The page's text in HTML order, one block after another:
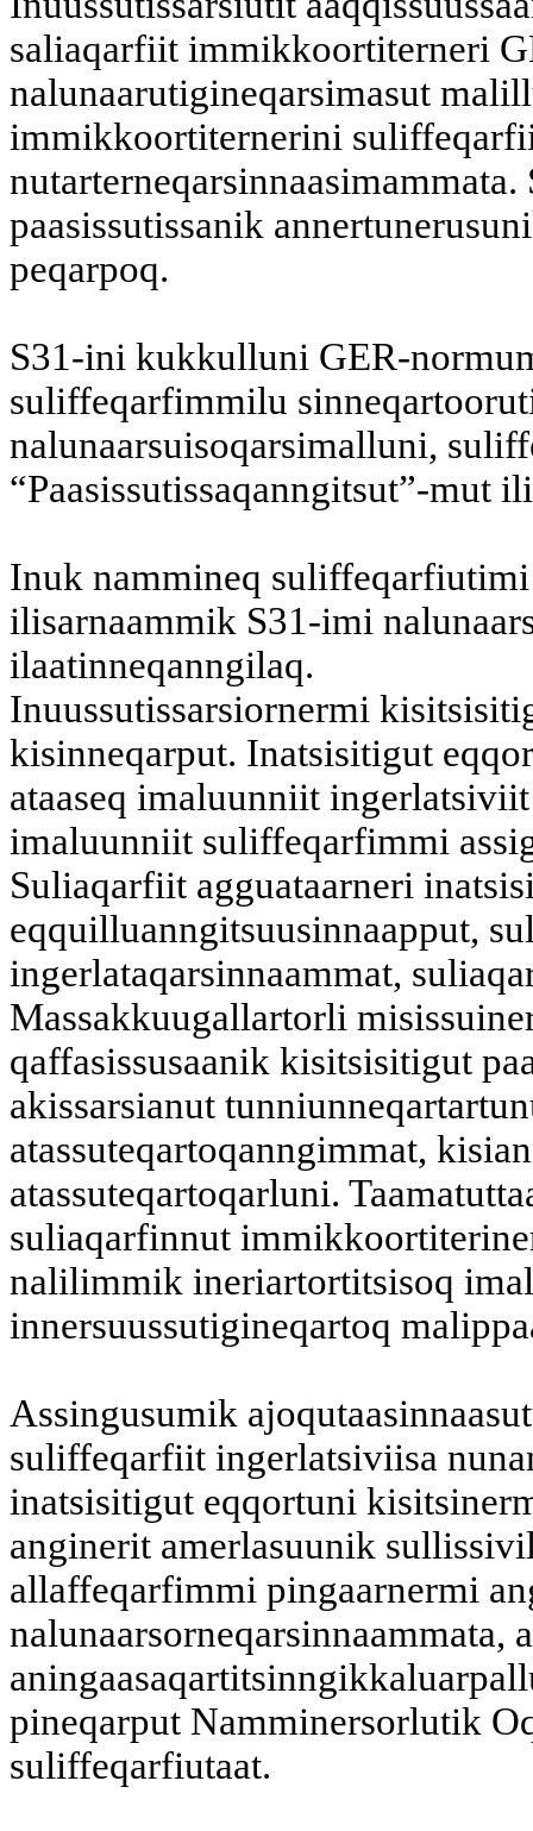
saliaqarfiit immikkoortiterneri
nalunaarutigineqarsimasut
immikkoortiternerini
paasissutissanik
peqarpoq.
S31-ini kukkulluni GER-
suliffeqarfimmilu
nalunaarsuisoqarsimalluni,
“Paasissutissaqanngitsut”-mut
Inuk nammineq
ilisarnaammik S31-imi
ilaatinneqanngilaq.
Inuussutissarsiornermi
kisinneqarput. Inatsisitigut
ataaseq imaluunniit
imaluunniit suliffeqarfimmi
Suliaqarfiit agguataarneri
eqquilluanngitsuusinnaapput,
ingerlataqarsinnaammat,
Massakkuugallartorli
qaffasissusaanik kisitsisitigut
akissarsianut
atassuteqartoqanngimmat,
atassuteqartoqarluni.
suliaqarfinnut
nalilimmik ineriartortitsisoq
innersuussutigineqartoq
Assingusumik
suliffeqarfiit ingerlatsiviisa
inatsisitigut eqqortuni
anginerit amerlasuunik
allaffeqarfimmi pingaarnermi
pineqarput Namminersorlutik
suliffeqarfiutaat.